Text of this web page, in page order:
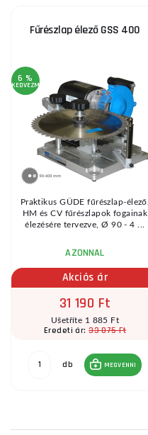
Fűrészlap élező GSS 400
6 %
KEDVEZMÉNY
Praktikus GÜDE fűrészlap-élező,
HM és CV fűrészlapok fogainak
élezésére tervezve, Ø 90 - 4 ...
AZONNAL
Akciós ár
31 190 Ft
Ušetříte 1 885 Ft
Eredeti ár:33 075 Ft
db MEGVENNI